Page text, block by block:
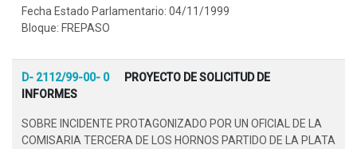
Fecha Estado Parlamentario: 04/11/1999
Bloque: FREPASO
D- 2112/99-00- 0
PROYECTO DE SOLICITUD DE
INFORMES
SOBRE INCIDENTE PROTAGONIZADO POR UN OFICIAL DE LA
COMISARIA TERCERA DE LOS HORNOS PARTIDO DE LA PLATA